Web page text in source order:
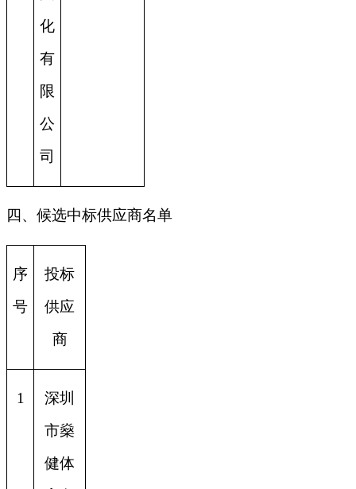
化
有
限
公
司
四、候选中标供应商名单
序
号
投标
供应
商
1
深圳
市燊
健体